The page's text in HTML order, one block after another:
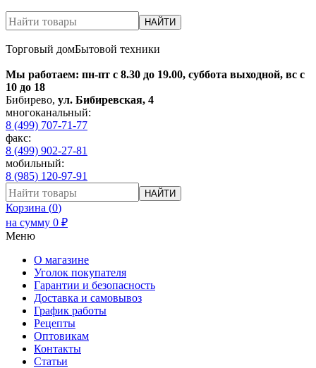
НАЙТИ
Торговый домБытовой техники
Мы работаем: пн-пт с 8.30 до 19.00, суббота выходной, вс с
10 до 18
Бибирево, ул. Бибиревская, 4
многоканальный:
8 (499) 707-71-77
факс:
8 (499) 902-27-81
мобильный:
8 (985) 120-97-91
НАЙТИ
Корзина (0)
на сумму 0 ₽
Меню
О магазине
Уголок покупателя
Гарантии и безопасность
Доставка и самовывоз
График работы
Рецепты
Оптовикам
Контакты
Статьи